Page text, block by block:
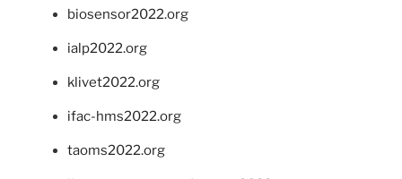
biosensor2022.org
ialp2022.org
klivet2022.org
ifac-hms2022.org
taoms2022.org